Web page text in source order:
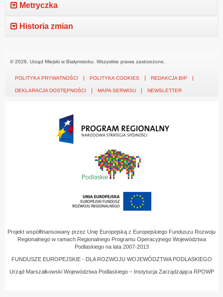
Metryczka
Historia zmian
© 2026. Urząd Miejski w Białymstoku. Wszystkie prawa zastrzeżone.
POLITYKA PRYWATNOŚCI POLITYKA COOKIES REDAKCJA BIP
DEKLARACJA DOSTĘPNOŚCI MAPA SERWISU NEWSLETTER
Projekt współfinansowany przez Unię Europejską z Europejskiego Funduszu Rozwoju
Regionalnego w ramach Regionalnego Programu Operacyjnego Województwa
Podlaskiego na lata 2007-2013
FUNDUSZE EUROPEJSKIE - DLA ROZWOJU WOJEWÓDZTWA PODLASKIEGO
Urząd Marszałkowski Województwa Podlaskiego – Instytucja Zarządzająca RPOWP